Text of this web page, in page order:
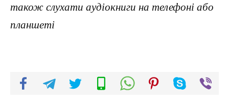
також слухати аудіокниги на телефоні або
планшеті